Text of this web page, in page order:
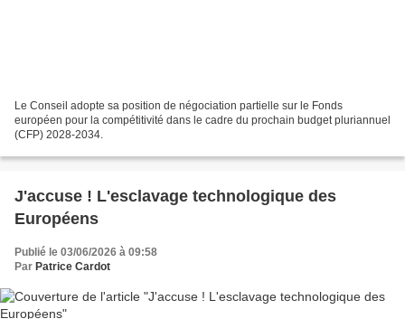
Le Conseil adopte sa position de négociation partielle sur le Fonds
européen pour la compétitivité dans le cadre du prochain budget pluriannuel
(CFP) 2028-2034.
J'accuse ! L'esclavage technologique des
Européens
Publié le 03/06/2026 à 09:58
Par Patrice Cardot